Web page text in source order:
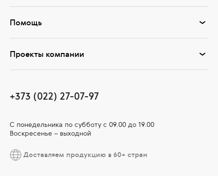
Помощь
Проекты компании
+373 (022) 27-07-97
С понедельника по субботу с 09.00 до 19.00
Воскресенье – выходной
Доставляем продукцию в 60+ стран